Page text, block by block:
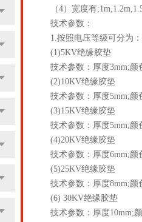
（4）宽度有
技术参数：
1.按照电压等级可分为：
(1)5KV绝缘胶垫
技术参数：厚度3mm;颜
(2)10KV绝缘胶垫
技术参数：厚度5mm;颜
(3)15KV绝缘胶垫
技术参数：厚度5mm;颜
(4)20KV绝缘胶垫
技术参数：厚度6mm;颜
(5)25KV绝缘胶垫
技术参数：厚度8mm;颜
(6) 30KV绝缘胶垫
技术参数：厚度10mm;